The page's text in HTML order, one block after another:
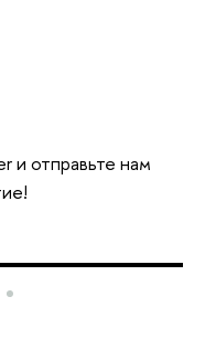
и отправьте нам